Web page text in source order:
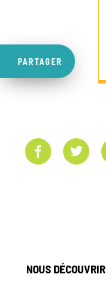
PARTAGER
NOUS DÉCOUVRIR